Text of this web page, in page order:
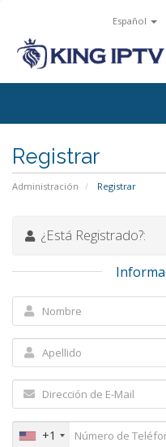
Español
Registrar
Administración Registrar
¿Está Registrado?:
+1